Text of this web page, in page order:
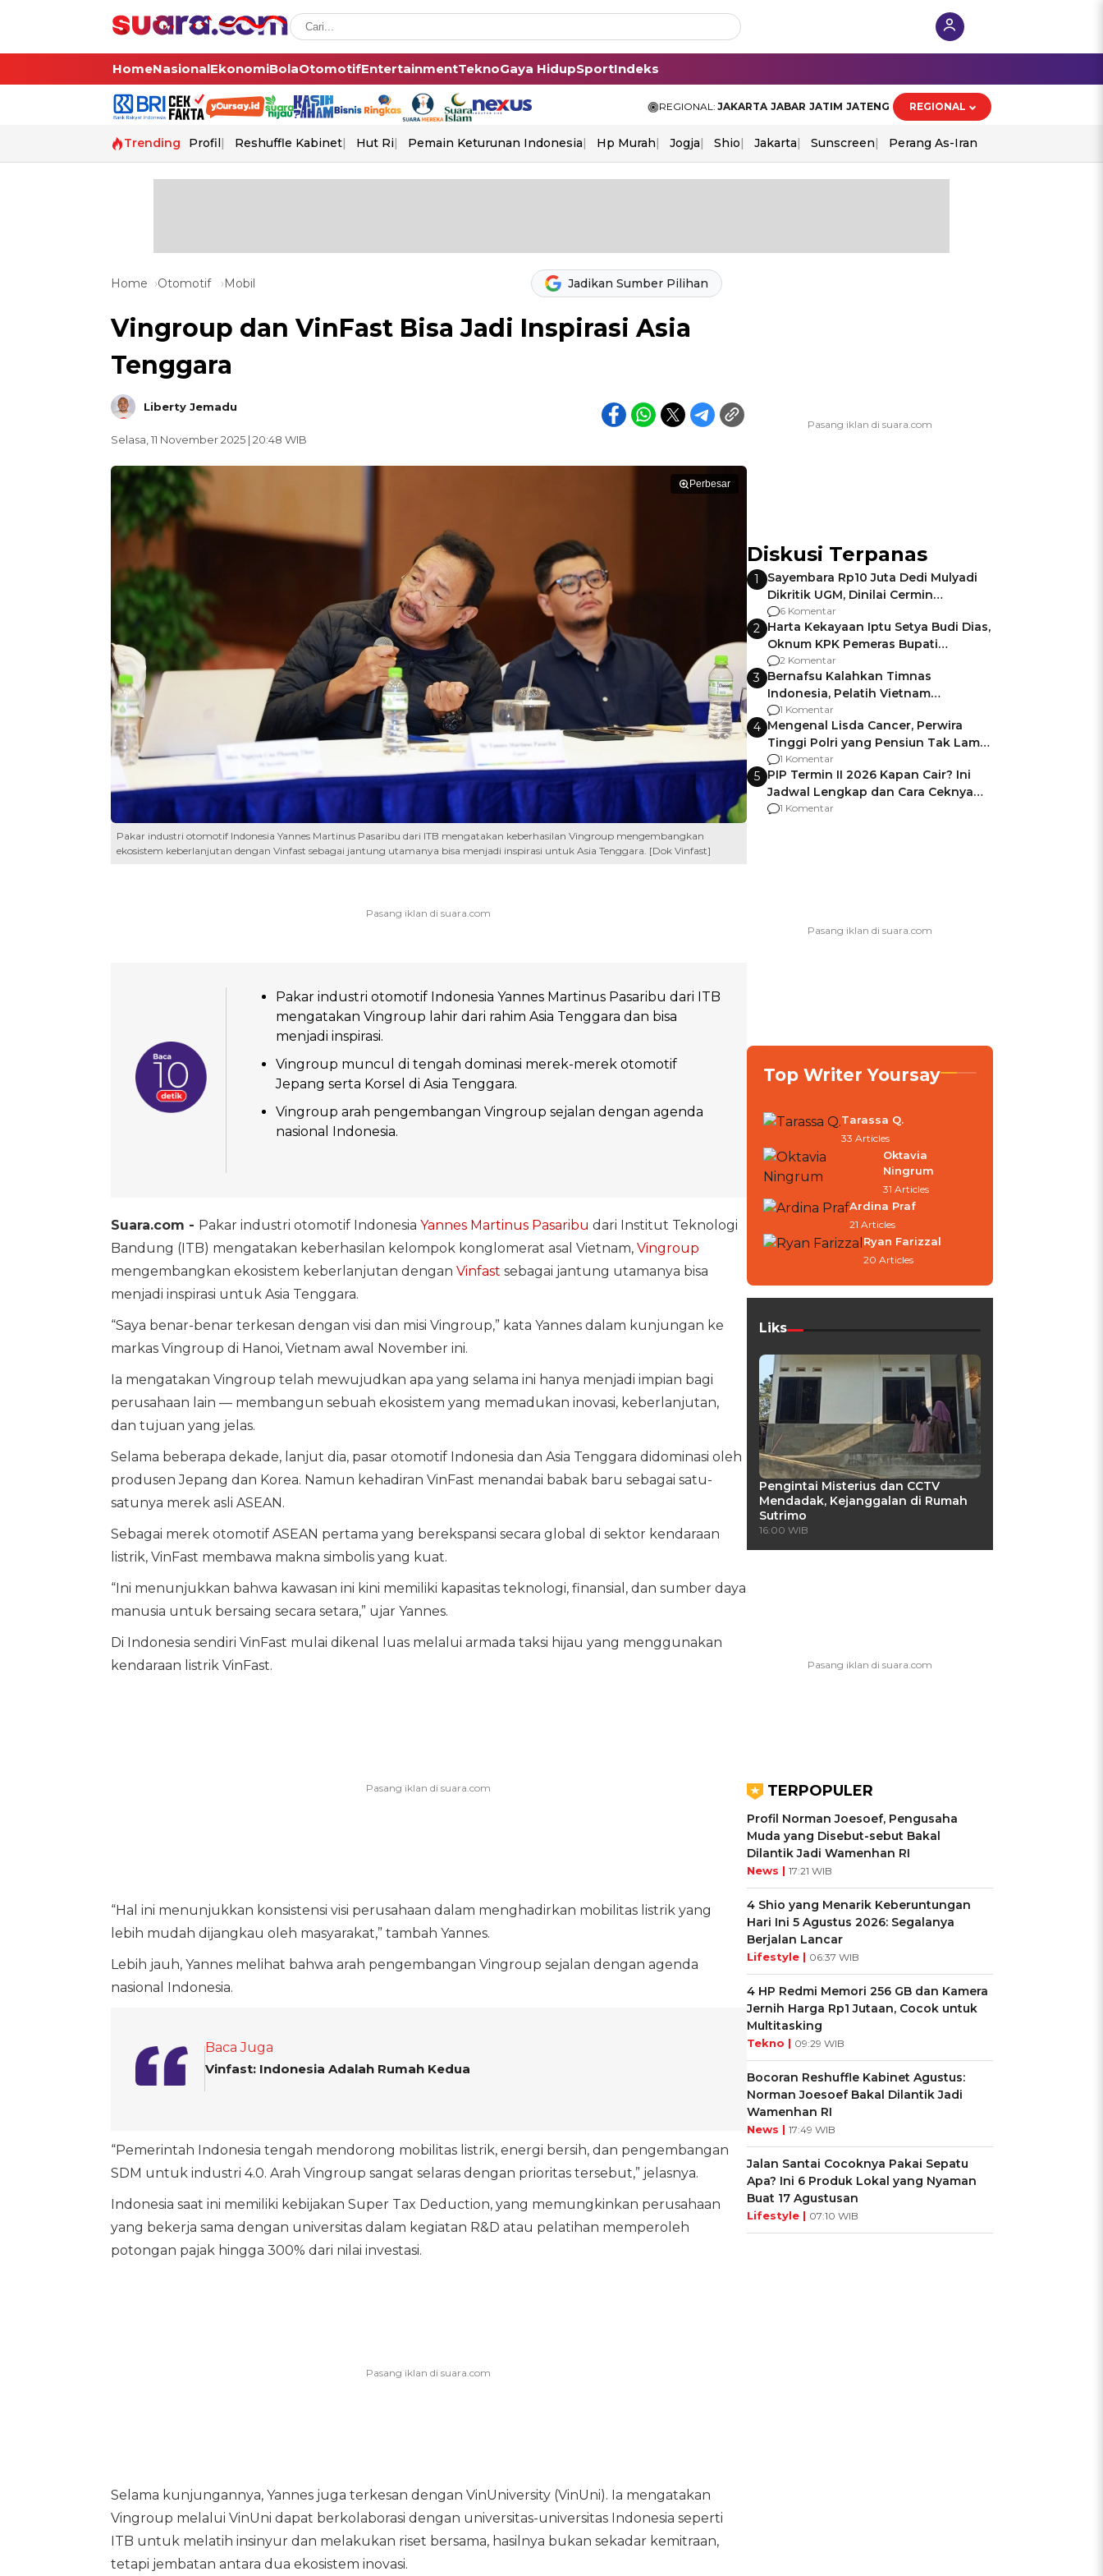
HomeNasionalEkonomiBolaOtomotifEntertainmentTeknoGaya HidupSportIndeks
REGIONAL: JAKARTA JABAR JATIM JATENG REGIONAL
Trending Profil Reshuffle Kabinet Hut Ri Pemain Keturunan Indonesia Hp Murah Jogja Shio Jakarta Sunscreen Perang As-Iran
Home Otomotif Mobil Jadikan Sumber Pilihan
Vingroup dan VinFast Bisa Jadi Inspirasi Asia
Tenggara
Liberty Jemadu
Selasa, 11 November 2025 | 20:48 WIB
Perbesar
Pakar industri otomotif Indonesia Yannes Martinus Pasaribu dari ITB mengatakan keberhasilan Vingroup mengembangkan
ekosistem keberlanjutan dengan Vinfast sebagai jantung utamanya bisa menjadi inspirasi untuk Asia Tenggara. [Dok Vinfast]
Pakar industri otomotif Indonesia Yannes Martinus Pasaribu dari ITB
mengatakan Vingroup lahir dari rahim Asia Tenggara dan bisa
menjadi inspirasi.
Vingroup muncul di tengah dominasi merek-merek otomotif
Jepang serta Korsel di Asia Tenggara.
Vingroup arah pengembangan Vingroup sejalan dengan agenda
nasional Indonesia.
Suara.com - Pakar industri otomotif Indonesia Yannes Martinus Pasaribu dari Institut Teknologi
Bandung (ITB) mengatakan keberhasilan kelompok konglomerat asal Vietnam, Vingroup
mengembangkan ekosistem keberlanjutan dengan Vinfast sebagai jantung utamanya bisa
menjadi inspirasi untuk Asia Tenggara.
“Saya benar-benar terkesan dengan visi dan misi Vingroup,” kata Yannes dalam kunjungan ke
markas Vingroup di Hanoi, Vietnam awal November ini.
Ia mengatakan Vingroup telah mewujudkan apa yang selama ini hanya menjadi impian bagi
perusahaan lain — membangun sebuah ekosistem yang memadukan inovasi, keberlanjutan,
dan tujuan yang jelas.
Selama beberapa dekade, lanjut dia, pasar otomotif Indonesia dan Asia Tenggara didominasi oleh
produsen Jepang dan Korea. Namun kehadiran VinFast menandai babak baru sebagai satu-
satunya merek asli ASEAN.
Sebagai merek otomotif ASEAN pertama yang berekspansi secara global di sektor kendaraan
listrik, VinFast membawa makna simbolis yang kuat.
“Ini menunjukkan bahwa kawasan ini kini memiliki kapasitas teknologi, finansial, dan sumber daya
manusia untuk bersaing secara setara,” ujar Yannes.
Di Indonesia sendiri VinFast mulai dikenal luas melalui armada taksi hijau yang menggunakan
kendaraan listrik VinFast.
“Hal ini menunjukkan konsistensi visi perusahaan dalam menghadirkan mobilitas listrik yang
lebih mudah dijangkau oleh masyarakat,” tambah Yannes.
Lebih jauh, Yannes melihat bahwa arah pengembangan Vingroup sejalan dengan agenda
nasional Indonesia.
Baca Juga
Vinfast: Indonesia Adalah Rumah Kedua
“Pemerintah Indonesia tengah mendorong mobilitas listrik, energi bersih, dan pengembangan
SDM untuk industri 4.0. Arah Vingroup sangat selaras dengan prioritas tersebut,” jelasnya.
Indonesia saat ini memiliki kebijakan Super Tax Deduction, yang memungkinkan perusahaan
yang bekerja sama dengan universitas dalam kegiatan R&D atau pelatihan memperoleh
potongan pajak hingga 300% dari nilai investasi.
Selama kunjungannya, Yannes juga terkesan dengan VinUniversity (VinUni). Ia mengatakan
Vingroup melalui VinUni dapat berkolaborasi dengan universitas-universitas Indonesia seperti
ITB untuk melatih insinyur dan melakukan riset bersama, hasilnya bukan sekadar kemitraan,
tetapi jembatan antara dua ekosistem inovasi.
Diskusi Terpanas
1
Sayembara Rp10 Juta Dedi Mulyadi
Dikritik UGM, Dinilai Cermin
Gagalnya Negara Jamin Keamanan
6 Komentar
2 Harta Kekayaan Iptu Setya Budi Dias,
Oknum KPK Pemeras Bupati
Pemalang
2 Komentar
3 Bernafsu Kalahkan Timnas
Indonesia, Pelatih Vietnam
Berencana Pakai Jimat di Pakansari
1 Komentar
4 Mengenal Lisda Cancer, Perwira
Tinggi Polri yang Pensiun Tak Lama
Usai Jadi Brigjen
1 Komentar
5 PIP Termin II 2026 Kapan Cair? Ini
Jadwal Lengkap dan Cara Ceknya
agar Dana Tidak Hangus!
1 Komentar
Top Writer Yoursay
Tarassa Q.
33 Articles
Oktavia
Ningrum
31 Articles
Ardina Praf
21 Articles
Ryan Farizzal
20 Articles
Liks
Pengintai Misterius dan CCTV
Mendadak, Kejanggalan di Rumah
Sutrimo
16:00 WIB
TERPOPULER
Profil Norman Joesoef, Pengusaha
Muda yang Disebut-sebut Bakal
Dilantik Jadi Wamenhan RI
News | 17:21 WIB
4 Shio yang Menarik Keberuntungan
Hari Ini 5 Agustus 2026: Segalanya
Berjalan Lancar
Lifestyle | 06:37 WIB
4 HP Redmi Memori 256 GB dan Kamera
Jernih Harga Rp1 Jutaan, Cocok untuk
Multitasking
Tekno | 09:29 WIB
Bocoran Reshuffle Kabinet Agustus:
Norman Joesoef Bakal Dilantik Jadi
Wamenhan RI
News | 17:49 WIB
Jalan Santai Cocoknya Pakai Sepatu
Apa? Ini 6 Produk Lokal yang Nyaman
Buat 17 Agustusan
Lifestyle | 07:10 WIB